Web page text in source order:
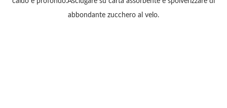
abbondante zucchero al velo.